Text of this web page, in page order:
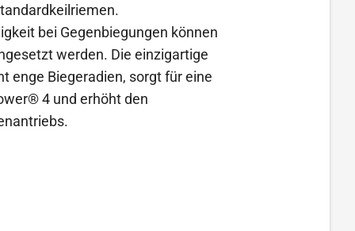
bei Gegenbiegungen können
werden. Die einzigartige
enge Biegeradien, sorgt für eine
4 und erhöht den